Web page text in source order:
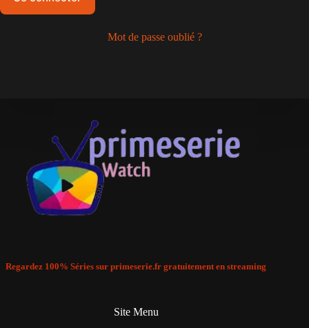
Mot de passe oublié ?
Regardez 100% Séries sur primeserie.fr gratuitement en streaming
Site Menu